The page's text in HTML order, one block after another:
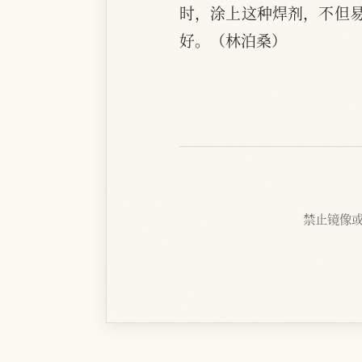
时，涂上这种焊剂，不但
好。（林泊桑）
禁止镜像